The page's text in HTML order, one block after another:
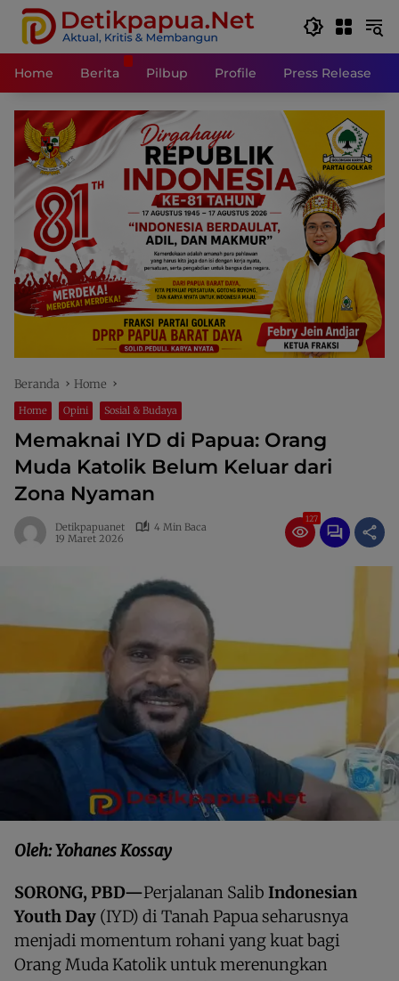
Langsung
konten
Home
Berita Pilbup Profile Press Release
Beranda Home
Home Opini Sosial & Budaya
Memaknai IYD di Papua: Orang
Muda Katolik Belum Keluar dari
Zona Nyaman
Detikpapuanet
4 Min Baca
19 Maret 2026
127
Oleh: Yohanes Kossay
SORONG, PBD—Perjalanan Salib Indonesian
Youth Day (IYD) di Tanah Papua seharusnya
menjadi momentum rohani yang kuat bagi
Orang Muda Katolik untuk merenungkan